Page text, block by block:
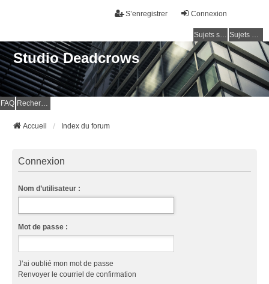
Connexion
S’enregistrer
Sujets sans réponse Sujets actifs
Studio Deadcrows
FAQ Rechercher
Accueil Index du forum
Connexion
Nom d’utilisateur :
Mot de passe :
J’ai oublié mon mot de passe
Renvoyer le courriel de confirmation